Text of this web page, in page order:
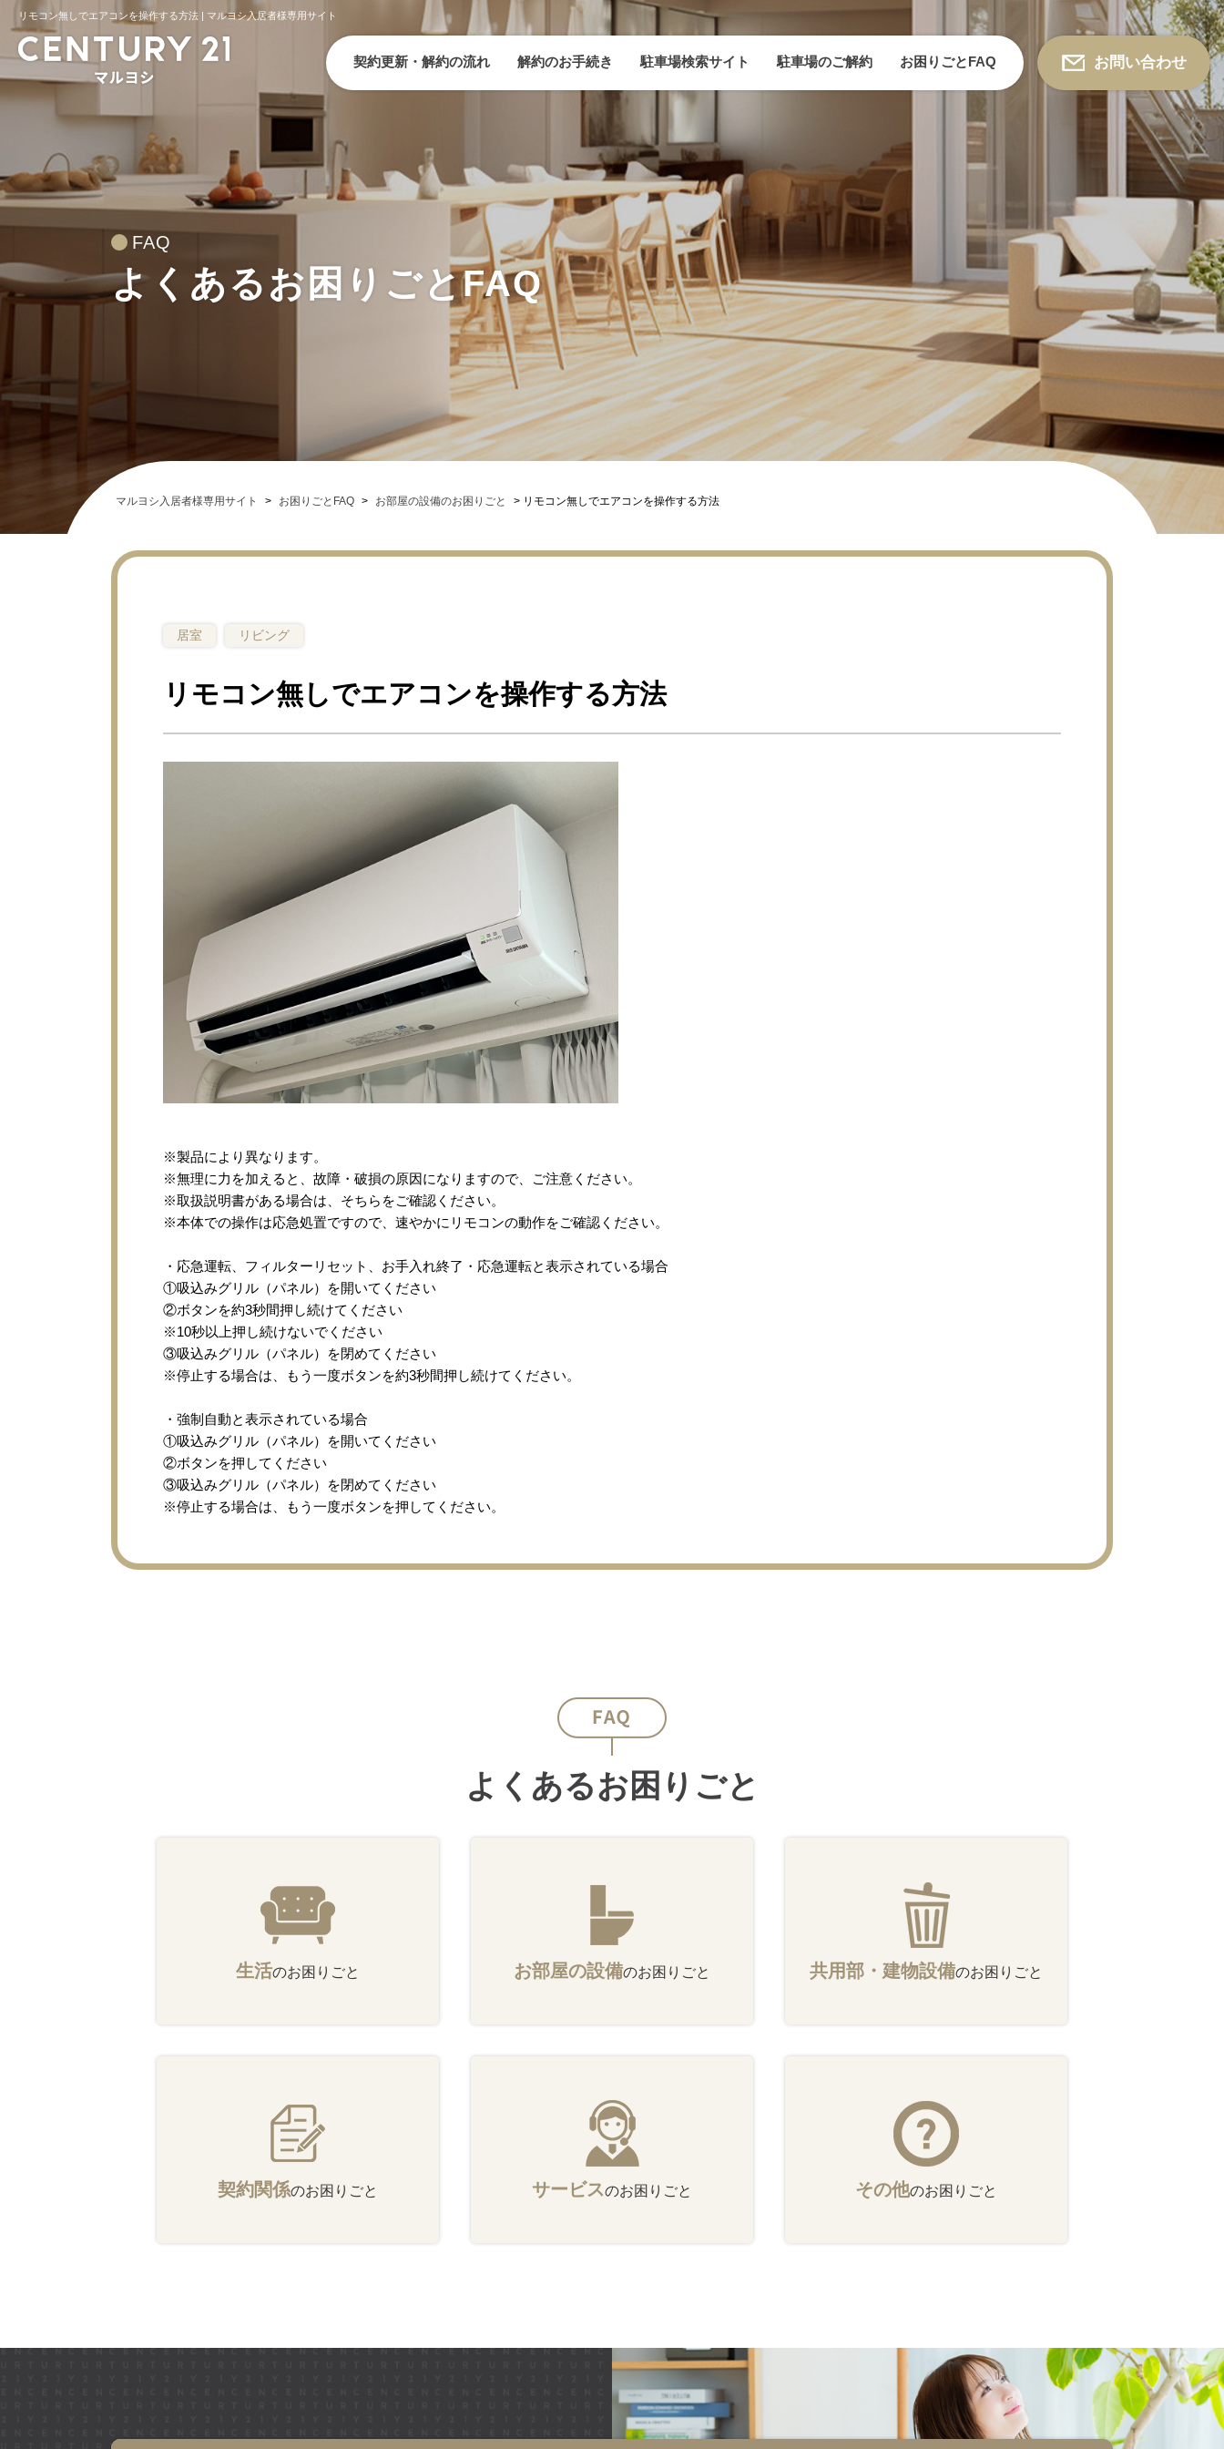
リモコン無しでエアコンを操作する方法 | マルヨシ入居者様専用サイト
契約更新・解約の流れ 解約のお手続き 駐車場検索サイト 駐車場のご解約 お困りごとFAQ お問い合わせ
FAQ
よくあるお困りごとFAQ
マルヨシ入居者様専用サイト > お困りごとFAQ > お部屋の設備のお困りごと > リモコン無しでエアコンを操作する方法
居室 リビング
リモコン無しでエアコンを操作する方法
※製品により異なります。
※無理に力を加えると、故障・破損の原因になりますので、ご注意ください。
※取扱説明書がある場合は、そちらをご確認ください。
※本体での操作は応急処置ですので、速やかにリモコンの動作をご確認ください。
・応急運転、フィルターリセット、お手入れ終了・応急運転と表示されている場合
①吸込みグリル（パネル）を開いてください
②ボタンを約3秒間押し続けてください
※10秒以上押し続けないでください
③吸込みグリル（パネル）を閉めてください
※停止する場合は、もう一度ボタンを約3秒間押し続けてください。
・強制自動と表示されている場合
①吸込みグリル（パネル）を開いてください
②ボタンを押してください
③吸込みグリル（パネル）を閉めてください
※停止する場合は、もう一度ボタンを押してください。
よくあるお困りごと
生活のお困りごと お部屋の設備のお困りごと 共用部・建物設備のお困りごと
契約関係のお困りごと サービスのお困りごと その他のお困りごと